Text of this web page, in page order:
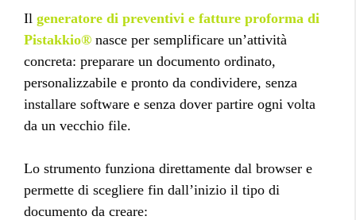
Il generatore di preventivi e fatture proforma di
Pistakkio® nasce per semplificare un’attività
concreta: preparare un documento ordinato,
personalizzabile e pronto da condividere, senza
installare software e senza dover partire ogni volta
da un vecchio file.
Lo strumento funziona direttamente dal browser e
permette di scegliere fin dall’inizio il tipo di
documento da creare: